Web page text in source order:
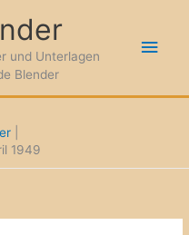
und Unterlagen
Blender
1949